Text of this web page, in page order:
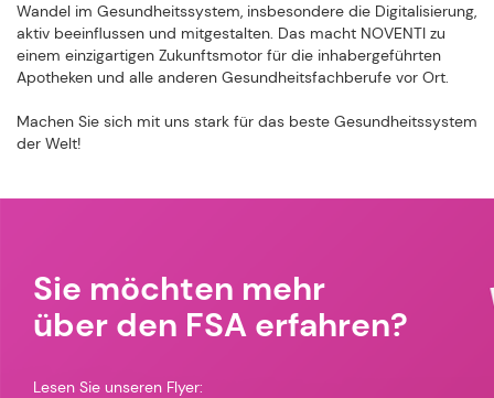
Wandel im Gesundheitssystem, insbesondere die Digitalisierung,
aktiv beeinflussen und mitgestalten. Das macht NOVENTI zu
einem einzigartigen Zukunftsmotor für die inhabergeführten
Apotheken und alle anderen Gesundheitsfachberufe vor Ort.
Machen Sie sich mit uns stark für das beste Gesundheitssystem
der Welt!
Sie möchten mehr
über den FSA erfahren?
Lesen Sie unseren Flyer: